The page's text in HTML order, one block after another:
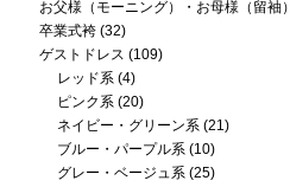
お父様（モーニング）・お母様（留袖）
卒業式袴(32)
ゲストドレス (109)
レッド系(4)
ピンク系(20)
ネイビー・グリーン系(21)
ブルー・パープル系(10)
グレー・ベージュ系(25)